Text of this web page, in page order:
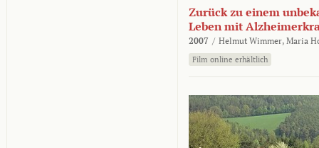
Zurück zu einem
Leben mit
2007 / Helmut Wimmer, Maria
Film online erhältlich